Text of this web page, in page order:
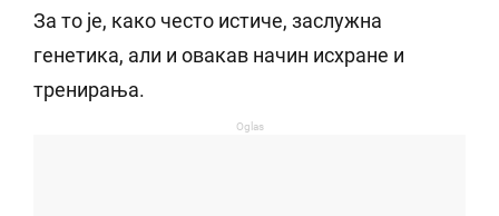
За то је, како често истиче, заслужна
генетика, али и овакав начин исхране и
тренирања.
Oglas